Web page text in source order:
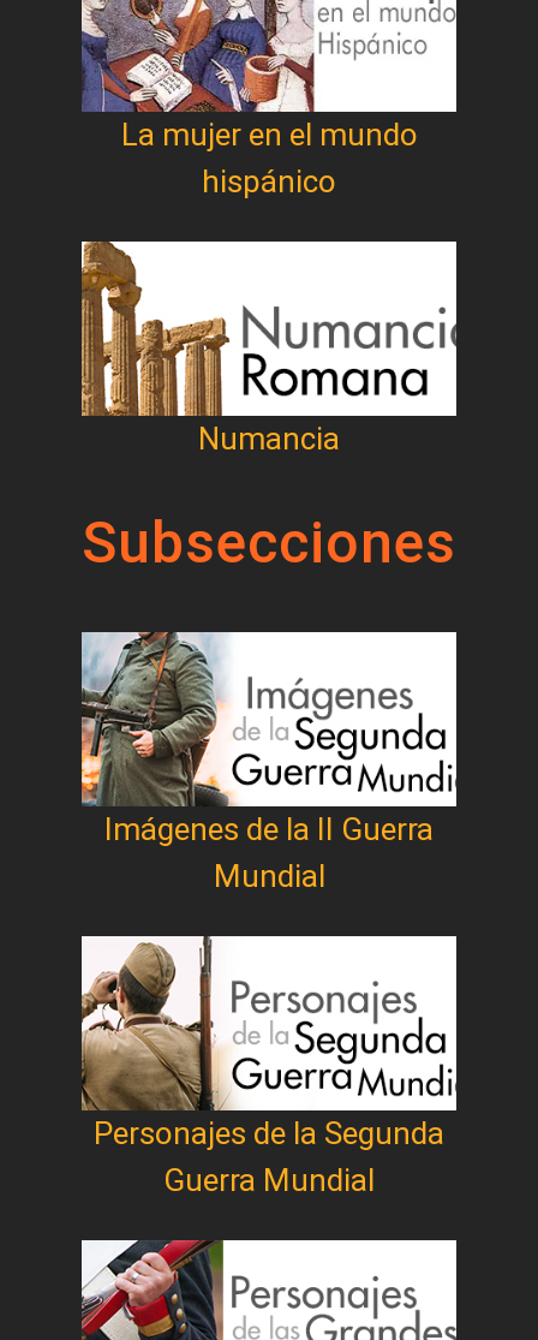
La mujer en el mundo
hispánico
Numancia
Subsecciones
Imágenes de la II Guerra
Mundial
Personajes de la Segunda
Guerra Mundial